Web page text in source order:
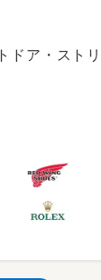
ア・スト